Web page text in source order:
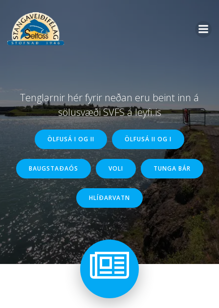
Tenglarnir hér fyrir neðan eru beint inn á
sölusvæði SVFS á leyfi.is
ÖLFUSÁ I OG II ÖLFUSÁ II OG I
BAUGSTAÐAÓS VOLI TUNGA BÁR
HLÍÐARVATN